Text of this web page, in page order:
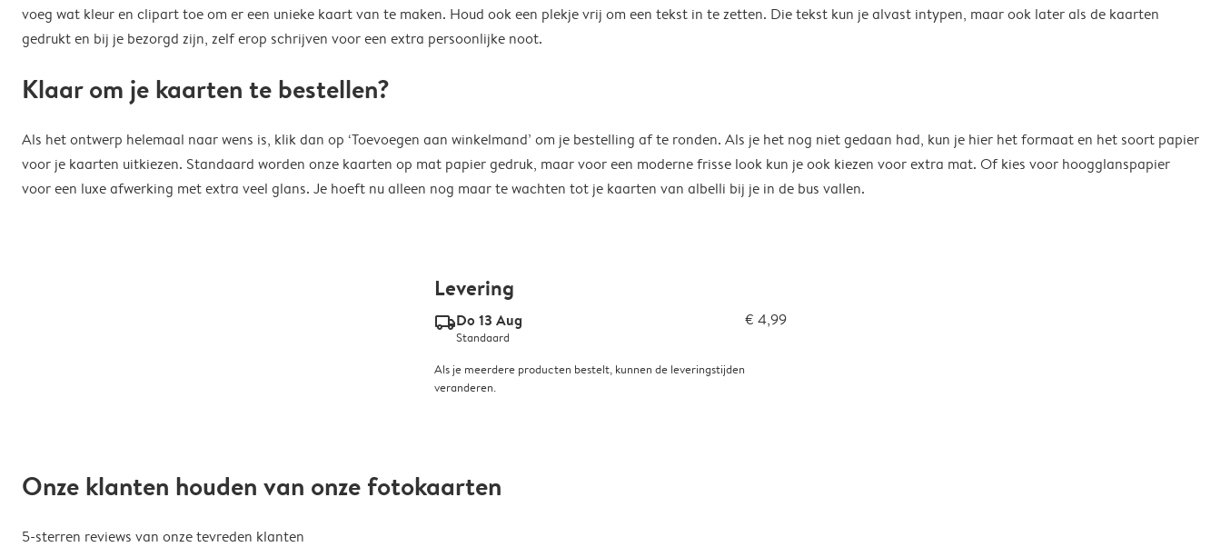
voeg wat kleur en clipart toe om er een unieke kaart van te maken. Houd ook een plekje vrij om een tekst in te zetten. Die tekst kun je alvast intypen, maar ook later als de kaarten
gedrukt en bij je bezorgd zijn, zelf erop schrijven voor een extra persoonlijke noot.
Klaar om je kaarten te bestellen?
Als het ontwerp helemaal naar wens is, klik dan op ‘Toevoegen aan winkelmand’ om je bestelling af te ronden. Als je het nog niet gedaan had, kun je hier het formaat en het soort papier
voor je kaarten uitkiezen. Standaard worden onze kaarten op mat papier gedruk, maar voor een moderne frisse look kun je ook kiezen voor extra mat. Of kies voor hoogglanspapier
voor een luxe afwerking met extra veel glans. Je hoeft nu alleen nog maar te wachten tot je kaarten van albelli bij je in de bus vallen.
Levering
delivery_standard_v2Do 13 Aug € 4,99
Standaard
Als je meerdere producten bestelt, kunnen de leveringstijden
veranderen.
Onze klanten houden van onze fotokaarten
5-sterren reviews van onze tevreden klanten